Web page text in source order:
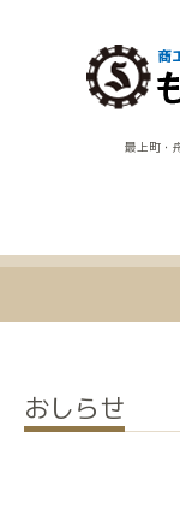
最上町・
おしらせ